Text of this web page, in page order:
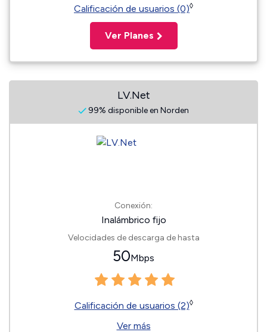
Calificación de usuarios (0)◊
Ver Planes
LV.Net
99% disponible en Norden
Conexión:
Inalámbrico fijo
Velocidades de descarga de hasta
50Mbps
Calificación de usuarios (2)◊
Ver más